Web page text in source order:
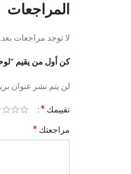
المراجعات
لا توجد مراجعات بعد.
كن أول من يقيم
لن يتم نشر عنوان
تقييمك *
مراجعتك *